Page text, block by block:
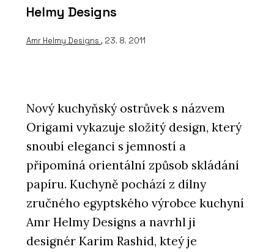
Helmy Designs
Amr Helmy Designs , 23. 8. 2011
Nový kuchyňský ostrůvek s názvem
Origami vykazuje složitý design, který
snoubí eleganci s jemností a
připomíná orientální způsob skládání
papíru. Kuchyně pochází z dílny
zručného egyptského výrobce kuchyní
Amr Helmy Designs a navrhl ji
designér Karim Rashid, kteý je